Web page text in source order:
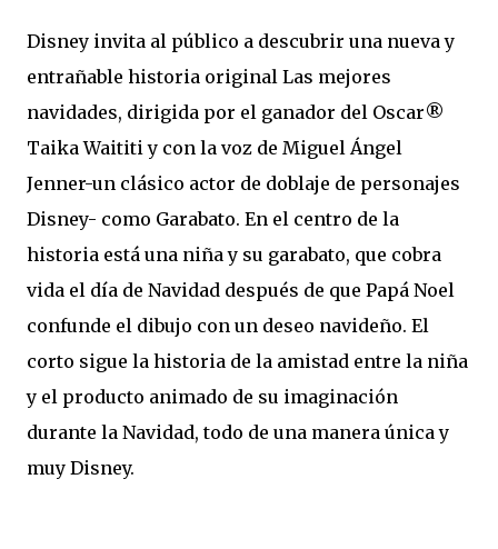
Disney invita al público a descubrir una nueva y
entrañable historia original Las mejores
navidades, dirigida por el ganador del Oscar®
Taika Waititi y con la voz de Miguel Ángel
Jenner-un clásico actor de doblaje de personajes
Disney- como Garabato. En el centro de la
historia está una niña y su garabato, que cobra
vida el día de Navidad después de que Papá Noel
confunde el dibujo con un deseo navideño. El
corto sigue la historia de la amistad entre la niña
y el producto animado de su imaginación
durante la Navidad, todo de una manera única y
muy Disney.